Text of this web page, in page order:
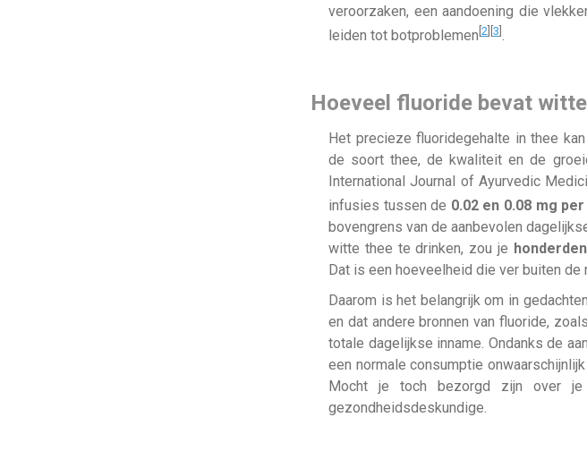
veroorzaken, een aandoening die
leiden tot botproblemen 2 3 .
Hoeveel fluoride bevat
Het precieze fluoridegehalte in thee
de soort thee, de kwaliteit en de
International Journal of Ayurvedic
infusies tussen de 0.02 en 0.08 mg
bovengrens van de aanbevolen
witte thee te drinken, zou je
Dat is een hoeveelheid die ver buiten de
Daarom is het belangrijk om in
en dat andere bronnen van fluoride,
totale dagelijkse inname. Ondanks de
een normale consumptie
Mocht je toch bezorgd zijn over je
gezondheidsdeskundige.